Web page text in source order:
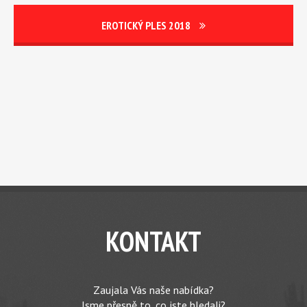
EROTICKÝ PLES 2018
KONTAKT
Zaujala Vás naše nabídka?